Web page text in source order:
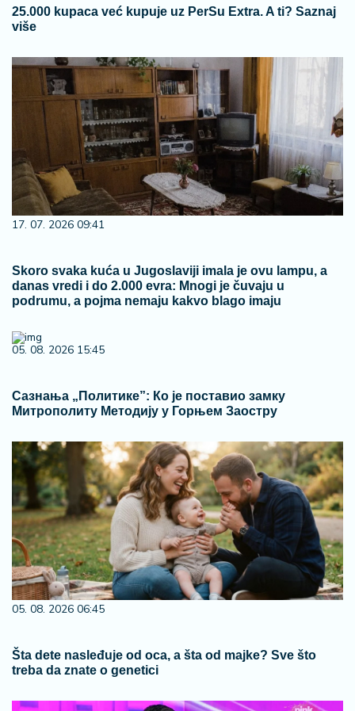
25.000 kupaca već kupuje uz PerSu Extra. A ti? Saznaj
više
17. 07. 2026 09:41
Skoro svaka kuća u Jugoslaviji imala je ovu lampu, a
danas vredi i do 2.000 evra: Mnogi je čuvaju u
podrumu, a pojma nemaju kakvo blago imaju
05. 08. 2026 15:45
Сазнања „Политике”: Ко је поставио замку
Митрополиту Методију у Горњем Заостру
05. 08. 2026 06:45
Šta dete nasleđuje od oca, a šta od majke? Sve što
treba da znate o genetici